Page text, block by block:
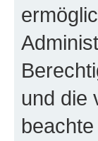
und die